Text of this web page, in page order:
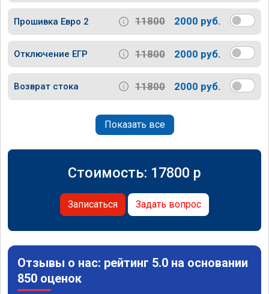
Прошивка Евро 2 11800 2000 руб.
Отключение ЕГР 11800 2000 руб.
Возврат стока 11800 2000 руб.
Показать все
Стоимость: 17800 p
Записаться Задать вопрос
Отзывы о нас: рейтинг 5.0 на основании
850 оценок